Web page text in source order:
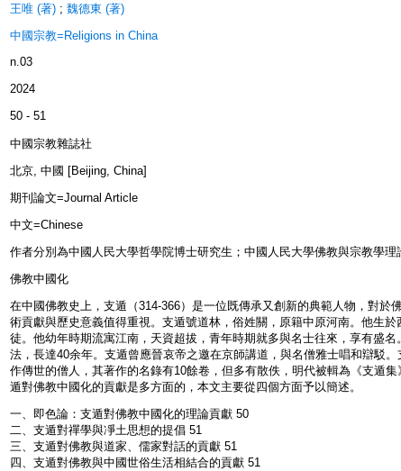
王唯 (著); 魏德東 (著)
中國宗教=Religions in China
n.03
2024
50 - 51
中國宗教雜誌社
北京, 中國 [Beijing, China]
期刊論文=Journal Article
中文=Chinese
作者分別為中國人民大學哲學院博士研究生；中國人民大學佛教與宗教學理
佛教中國化
在中國佛教史上，支遁（314-366）是一位既傳承又創新的典範人物，對於
術貢獻與歷史意義值得重視。支遁號道林，俗姓關，原籍中原河南。他生
徒。他幼年時期流寓江南，天資超拔，青年時期就多與名士往來，享有盛
法，長達40余年。支遁曾應晉哀帝之邀在京師講道，與名僧雅士唱和辯駁
作傳世的僧人，其著作的名錄有10餘卷，但多有散佚，明代被輯為《支遁
遁對佛教中國化的貢獻是多方面的，本文主要從四個方面予以簡述。
一、即色論：支遁對佛教中國化的理論貢獻 50
二、支遁對禪學與凈土思想的提倡 51
三、支遁對佛教與道家、儒家對話的貢獻 51
四、支遁對佛教與中國世俗生活相結合的貢獻 51